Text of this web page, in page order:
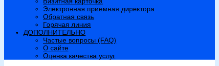
Электронная приемная директора
Обратная связь
Горячая линия
ДОПОЛНИТЕЛЬНО
Частые вопросы (FAQ)
О сайте
Оценка качества услуг